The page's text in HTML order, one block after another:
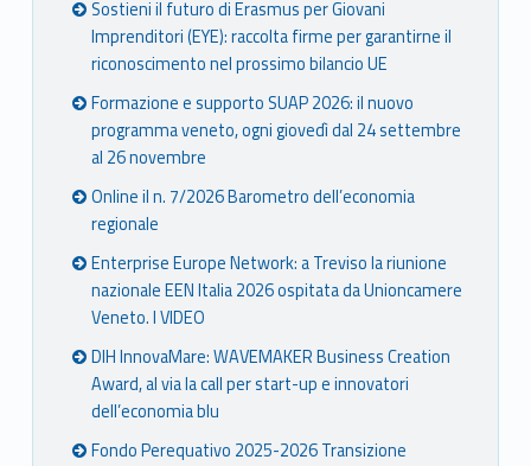
Sostieni il futuro di Erasmus per Giovani
Imprenditori (EYE): raccolta firme per garantirne il
riconoscimento nel prossimo bilancio UE
Formazione e supporto SUAP 2026: il nuovo
programma veneto, ogni giovedì dal 24 settembre
al 26 novembre
Online il n. 7/2026 Barometro dell’economia
regionale
Enterprise Europe Network: a Treviso la riunione
nazionale EEN Italia 2026 ospitata da Unioncamere
Veneto. I VIDEO
DIH InnovaMare: WAVEMAKER Business Creation
Award, al via la call per start-up e innovatori
dell’economia blu
Fondo Perequativo 2025-2026 Transizione